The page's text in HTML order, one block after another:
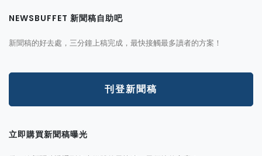
NEWSBUFFET 新聞稿自助吧
新聞稿的好去處，三分鐘上稿完成，最快接觸最多讀者的方案！
刊登新聞稿
立即購買新聞稿曝光